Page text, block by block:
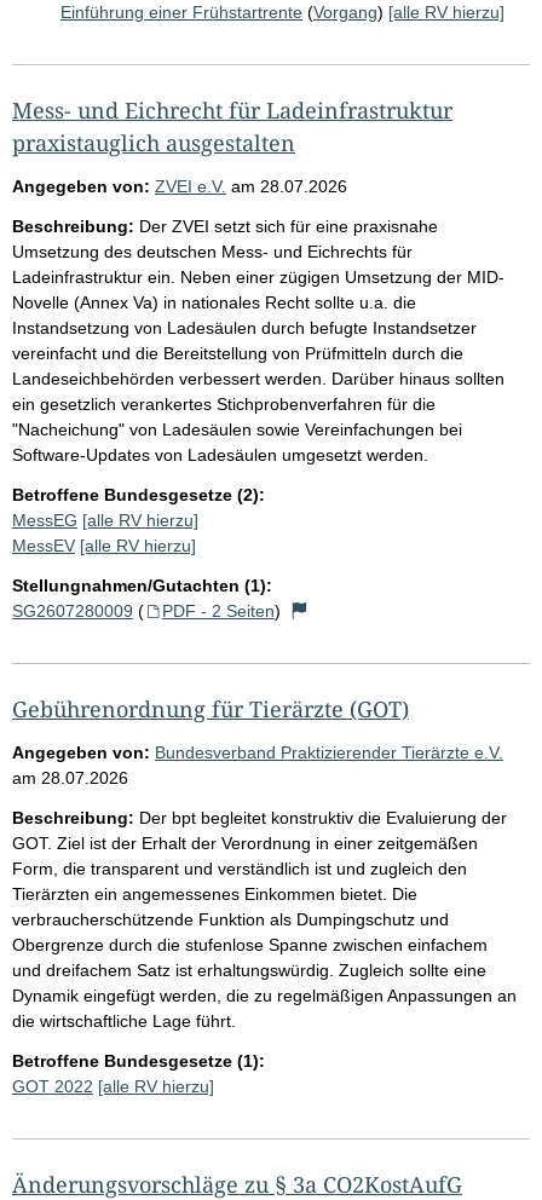
Einführung einer Frühstartrente (Vorgang) [alle RV hierzu]
Mess- und Eichrecht für Ladeinfrastruktur
praxistauglich ausgestalten
Angegeben von: ZVEI e.V. am 28.07.2026
Beschreibung: Der ZVEI setzt sich für eine praxisnahe
Umsetzung des deutschen Mess- und Eichrechts für
Ladeinfrastruktur ein. Neben einer zügigen Umsetzung der MID-
Novelle (Annex Va) in nationales Recht sollte u.a. die
Instandsetzung von Ladesäulen durch befugte Instandsetzer
vereinfacht und die Bereitstellung von Prüfmitteln durch die
Landeseichbehörden verbessert werden. Darüber hinaus sollten
ein gesetzlich verankertes Stichprobenverfahren für die
"Nacheichung" von Ladesäulen sowie Vereinfachungen bei
Software-Updates von Ladesäulen umgesetzt werden.
Betroffene Bundesgesetze (2):
MessEG [alle RV hierzu]
MessEV [alle RV hierzu]
Stellungnahmen/Gutachten (1):
SG2607280009 ( PDF - 2 Seiten)
Gebührenordnung für Tierärzte (GOT)
Angegeben von: Bundesverband Praktizierender Tierärzte e.V.
am 28.07.2026
Beschreibung: Der bpt begleitet konstruktiv die Evaluierung der
GOT. Ziel ist der Erhalt der Verordnung in einer zeitgemäßen
Form, die transparent und verständlich ist und zugleich den
Tierärzten ein angemessenes Einkommen bietet. Die
verbraucherschützende Funktion als Dumpingschutz und
Obergrenze durch die stufenlose Spanne zwischen einfachem
und dreifachem Satz ist erhaltungswürdig. Zugleich sollte eine
Dynamik eingefügt werden, die zu regelmäßigen Anpassungen an
die wirtschaftliche Lage führt.
Betroffene Bundesgesetze (1):
GOT 2022 [alle RV hierzu]
Änderungsvorschläge zu § 3a CO2KostAufG